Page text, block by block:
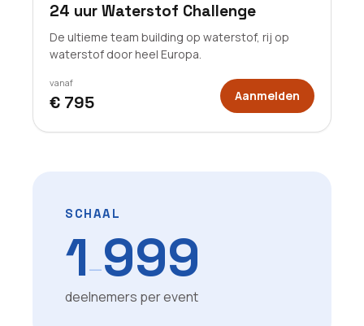
24 uur Waterstof Challenge
De ultieme team building op waterstof, rij op
waterstof door heel Europa.
vanaf
€ 795 Aanmelden
SCHAAL
1—999
deelnemers per event